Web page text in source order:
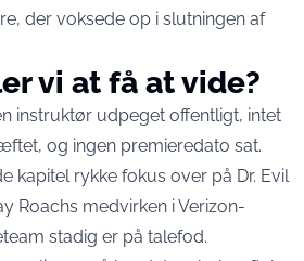
der voksede op i slutningen af
vi at få at vide?
instruktør udpeget offentligt, intet
og ingen premieredato sat.
kapitel rykke fokus over på Dr. Evil
Roachs medvirken i Verizon-
stadig er på talefod.